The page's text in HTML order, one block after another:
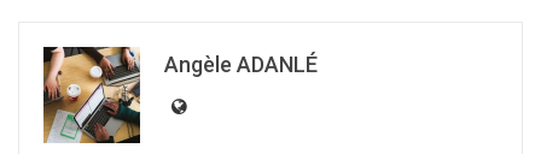
Angèle ADANLÉ